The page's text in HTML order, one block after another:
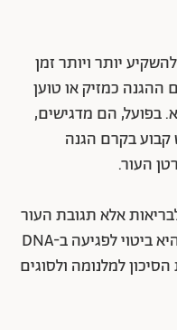
יותר ויותר זמן
כמזיק או טוען
בפועל, הם מדגישים,
קבוע בקרם הגנה
העור.
אלא תגובת העור
לנזק מקרינת השמש. כוויית שמש היא ביטוי לפגיעה ב-DNA
למלנומה ולסוגים